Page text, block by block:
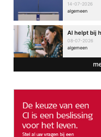
14-07-2026
algemeen
AI helpt bij
08-07-2026
algemeen